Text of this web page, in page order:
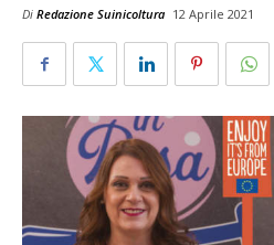
Di Redazione Suinicoltura 12 Aprile 2021